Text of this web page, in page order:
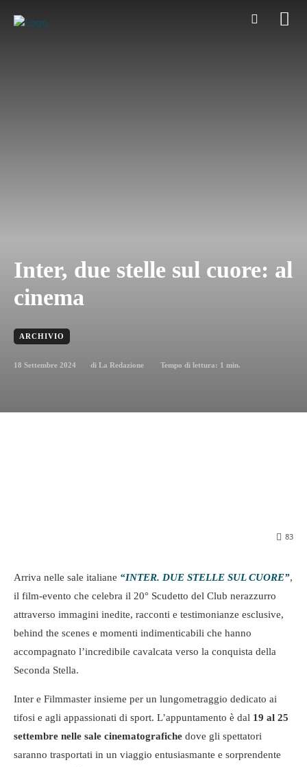
Inter, due stelle sul cuore: al
cinema
ARCHIVIO
18 Settembre 2024 di La Redazione Tempo di lettura: 1 min.
83
Arriva nelle sale italiane “INTER. DUE STELLE SUL CUORE”,
il film-evento che celebra il 20° Scudetto del Club nerazzurro
attraverso immagini inedite, racconti e testimonianze esclusive,
behind the scenes e momenti indimenticabili che hanno
accompagnato l’incredibile cavalcata verso la conquista della
Seconda Stella.
Inter e Filmmaster insieme per un lungometraggio dedicato ai
tifosi e agli appassionati di sport. L’appuntamento è dal 19 al 25
settembre nelle sale cinematografiche dove gli spettatori
saranno trasportati in un viaggio entusiasmante e sorprendente